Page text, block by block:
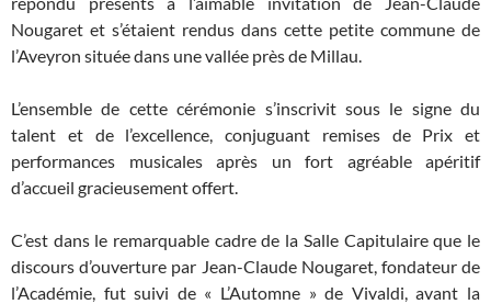
Nougaret et s’étaient rendus dans cette petite commune de
l’Aveyron située dans une vallée près de Millau.
L’ensemble de cette cérémonie s’inscrivit sous le signe du
talent et de l’excellence, conjuguant remises de Prix et
performances musicales après un fort agréable apéritif
d’accueil gracieusement offert.
C’est dans le remarquable cadre de la Salle Capitulaire que le
discours d’ouverture par Jean-Claude Nougaret, fondateur de
l’Académie, fut suivi de « L’Automne » de Vivaldi, avant la